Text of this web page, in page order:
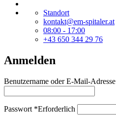
Standort
kontakt@em-spitaler.at
08:00 - 17:00
+43 650 344 29 76
Anmelden
Benutzername oder E-Mail-Adresse
Passwort *Erforderlich